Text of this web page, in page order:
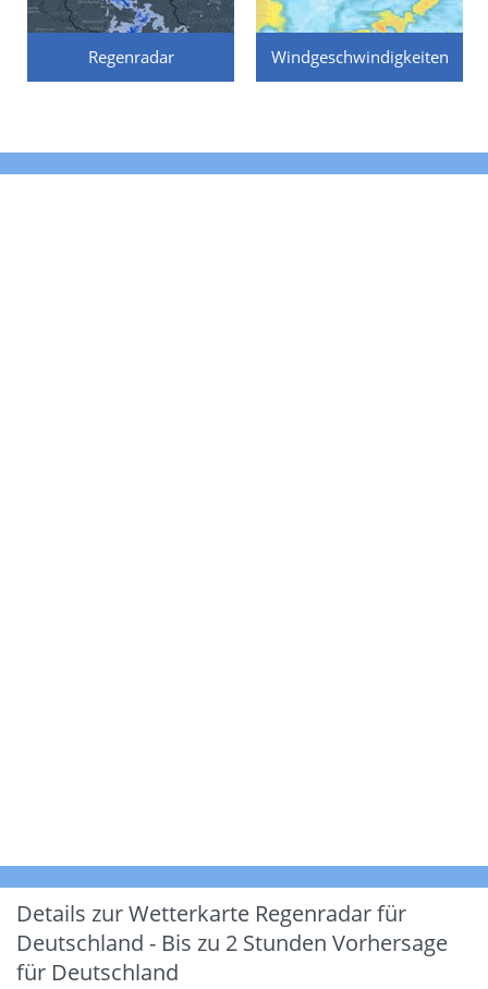
Regenradar Windgeschwindigkeiten
Details zur Wetterkarte Regenradar für
Deutschland - Bis zu 2 Stunden Vorhersage
für Deutschland